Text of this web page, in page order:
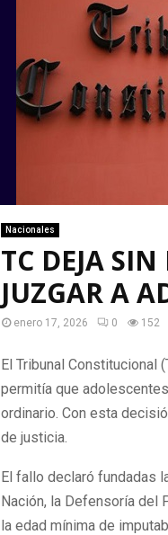
Nacionales
TC DEJA
JUZGAR A
enero 17, 2026 0 152
El Tribunal Constitucional
permitía que
ordinario. Con esta
de justicia.
El fallo declaró fundadas
Nación, la Defensoría del
la edad mínima de